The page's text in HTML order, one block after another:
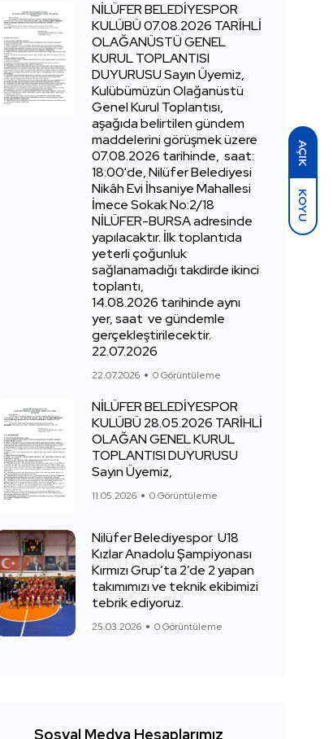
AÇIK
KOYU
NİLÜFER BELEDİYESPOR
KULÜBÜ 07.08.2026 TARİHLİ
OLAĞANÜSTÜ GENEL
KURUL TOPLANTISI
DUYURUSU Sayın Üyemiz,
Kulübümüzün Olağanüstü
Genel Kurul Toplantısı,
aşağıda belirtilen gündem
maddelerini görüşmek üzere
07.08.2026 tarihinde, saat:
18:00'de, Nilüfer Belediyesi
Nikâh Evi İhsaniye Mahallesi
İmece Sokak No:2/18
NİLÜFER-BURSA adresinde
yapılacaktır. İlk toplantıda
yeterli çoğunluk
sağlanamadığı takdirde ikinci
toplantı,
14.08.2026 tarihinde aynı
yer, saat ve gündemle
gerçekleştirilecektir.
22.07.2026
22.07.2026 0 Görüntüleme
NİLÜFER BELEDİYESPOR
KULÜBÜ 28.05.2026 TARİHLİ
OLAĞAN GENEL KURUL
TOPLANTISI DUYURUSU
Sayın Üyemiz,
11.05.2026 0 Görüntüleme
Nilüfer Belediyespor U18
Kızlar Anadolu Şampiyonası
Kırmızı Grup’ta 2’de 2 yapan
takımımızı ve teknik ekibimizi
tebrik ediyoruz.
25.03.2026 0 Görüntüleme
Sosyal Medya Hesaplarımız